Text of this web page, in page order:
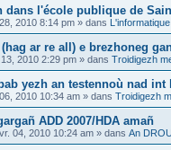
dans l'école publique de
2010 8:14 pm » dans
ar re all) e brezhoneg
2010 2:29 pm » dans Troidigezh
yezh an testennoù nad int
2010 10:34 am » dans Troidigezh
ADD 2007/HDA amañ
04, 2010 10:24 am » dans An